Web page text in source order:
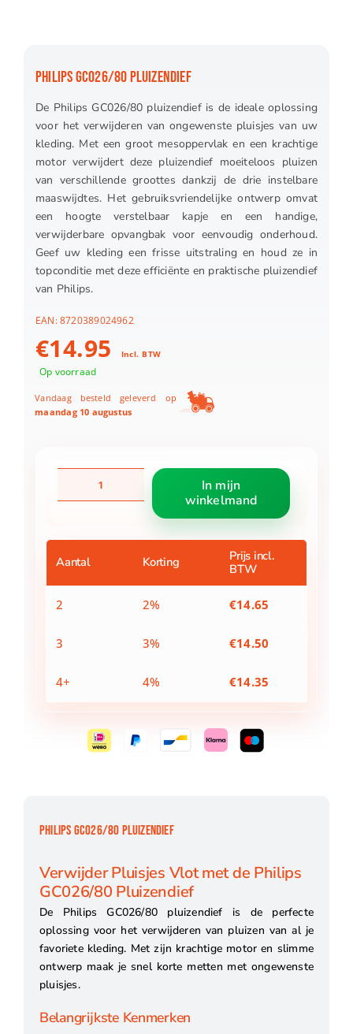
PHILIPS GC026/80 PLUIZENDIEF
De Philips GC026/80 pluizendief is de ideale oplossing
voor het verwijderen van ongewenste pluisjes van uw
kleding. Met een groot mesoppervlak en een krachtige
motor verwijdert deze pluizendief moeiteloos pluizen
van verschillende groottes dankzij de drie instelbare
maaswijdtes. Het gebruiksvriendelijke ontwerp omvat
een hoogte verstelbaar kapje en een handige,
verwijderbare opvangbak voor eenvoudig onderhoud.
Geef uw kleding een frisse uitstraling en houd ze in
topconditie met deze efficiënte en praktische pluizendief
van Philips.
EAN:8720389024962
€14.95 Incl. BTW
Op voorraad
Vandaag besteld geleverd op
maandag 10 augustus
GC026/80
In mijn
winkelmand
Aantal Korting
Prijs incl.
BTW
2 2% €14.65
3 3% €14.50
4+ 4% €14.35
PHILIPS GC026/80 PLUIZENDIEF
Verwijder Pluisjes Vlot met de Philips
GC026/80 Pluizendief
De Philips GC026/80 pluizendief is de perfecte
oplossing voor het verwijderen van pluizen van al je
favoriete kleding. Met zijn krachtige motor en slimme
ontwerp maak je snel korte metten met ongewenste
pluisjes.
Belangrijkste Kenmerken